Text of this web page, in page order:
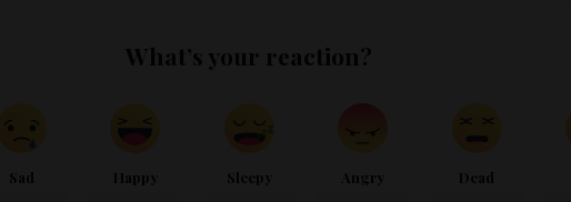
What’s your reaction?
Sad Happy Sleepy Angry Dead